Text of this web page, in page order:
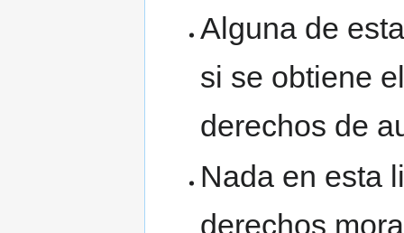
Alguna de
si se obtiene
derechos de
Nada en esta
derechos